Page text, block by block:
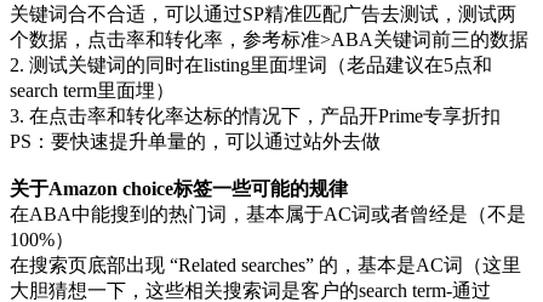
关键词合不合适，可以通过SP精准匹配广告去测试，测试两
个数据，点击率和转化率，参考标准>ABA关键词前三的数据
2. 测试关键词的同时在listing里面埋词（老品建议在5点和
search term里面埋）
3. 在点击率和转化率达标的情况下，产品开Prime专享折扣
PS：要快速提升单量的，可以通过站外去做
关于Amazon choice标签一些可能的规律
在ABA中能搜到的热门词，基本属于AC词或者曾经是（不是
100%）
在搜索页底部出现 “Related searches” 的，基本是AC词（这里
大胆猜想一下，这些相关搜索词是客户的search term-通过